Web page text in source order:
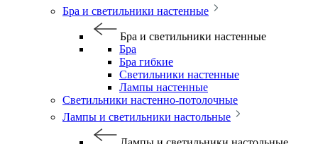
Бра и светильники настенные
Бра и светильники настенные
Бра
Бра гибкие
Светильники настенные
Лампы настенные
Светильники настенно-потолочные
Лампы и светильники настольные